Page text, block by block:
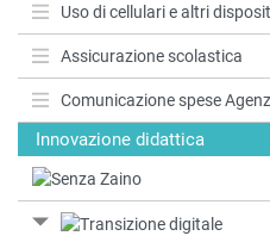
Uso di cellulari e altri
Assicurazione scolastica
Comunicazione spese
Innovazione didattica